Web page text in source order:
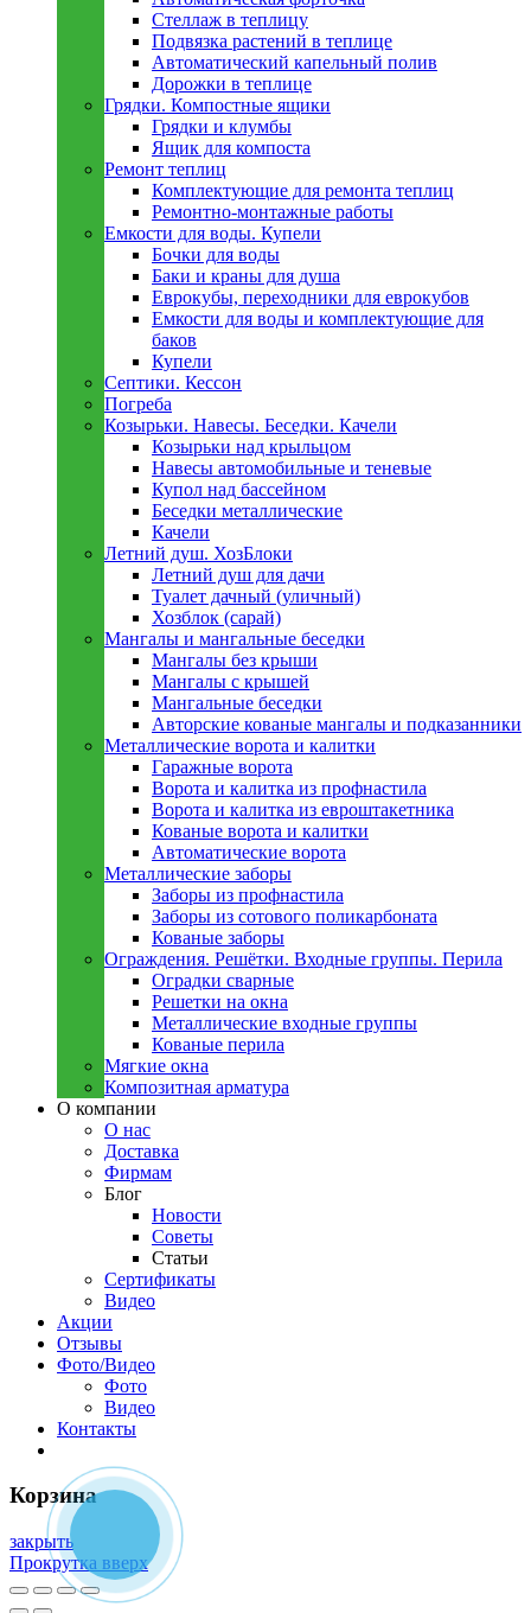
Стеллаж в теплицу
Подвязка растений в теплице
Автоматический капельный полив
Дорожки в теплице
Грядки. Компостные ящики
Грядки и клумбы
Ящик для компоста
Ремонт теплиц
Комплектующие для ремонта теплиц
Ремонтно-монтажные работы
Емкости для воды. Купели
Бочки для воды
Баки и краны для душа
Еврокубы, переходники для еврокубов
Емкости для воды и комплектующие для
баков
Купели
Септики. Кессон
Погреба
Козырьки. Навесы. Беседки. Качели
Козырьки над крыльцом
Навесы автомобильные и теневые
Купол над бассейном
Беседки металлическиe
Качели
Летний душ. ХозБлоки
Летний душ для дачи
Туалет дачный (уличный)
Хозблок (сарай)
Мангалы и мангальные беседки
Мангалы без крыши
Мангалы с крышей
Мангальные беседки
Авторские кованые мангалы и подказанники
Металлическиe ворота и калитки
Гаражные ворота
Ворота и калитка из профнастила
Ворота и калитка из евроштакетника
Кованые ворота и калитки
Автоматические ворота
Металлическиe заборы
Заборы из профнастила
Заборы из сотового поликарбоната
Кованые заборы
Ограждения. Решётки. Входные группы. Перила
Оградки сварные
Решетки на окна
Металлические входные группы
Кованые перила
Мягкие окна
Композитная арматура
О компании
О нас
Доставка
Фирмам
Блог
Новости
Советы
Статьи
Сертификаты
Видео
Акции
Отзывы
Фото/Видео
Фото
Видео
Контакты
Корзина
закрыть
Прокрутка вверх